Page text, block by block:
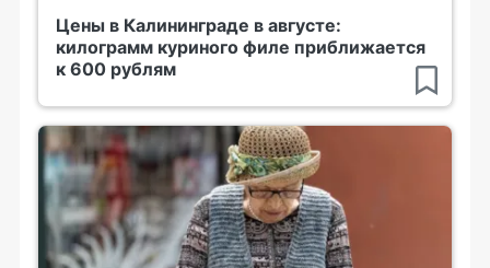
Цены в Калининграде в августе:
килограмм куриного филе приближается
к 600 рублям